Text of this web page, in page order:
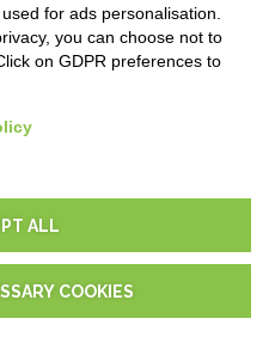
Todos los derechos reservados -
for ads personalisation.
you can choose not to
on GDPR preferences to
ALL
COOKIES